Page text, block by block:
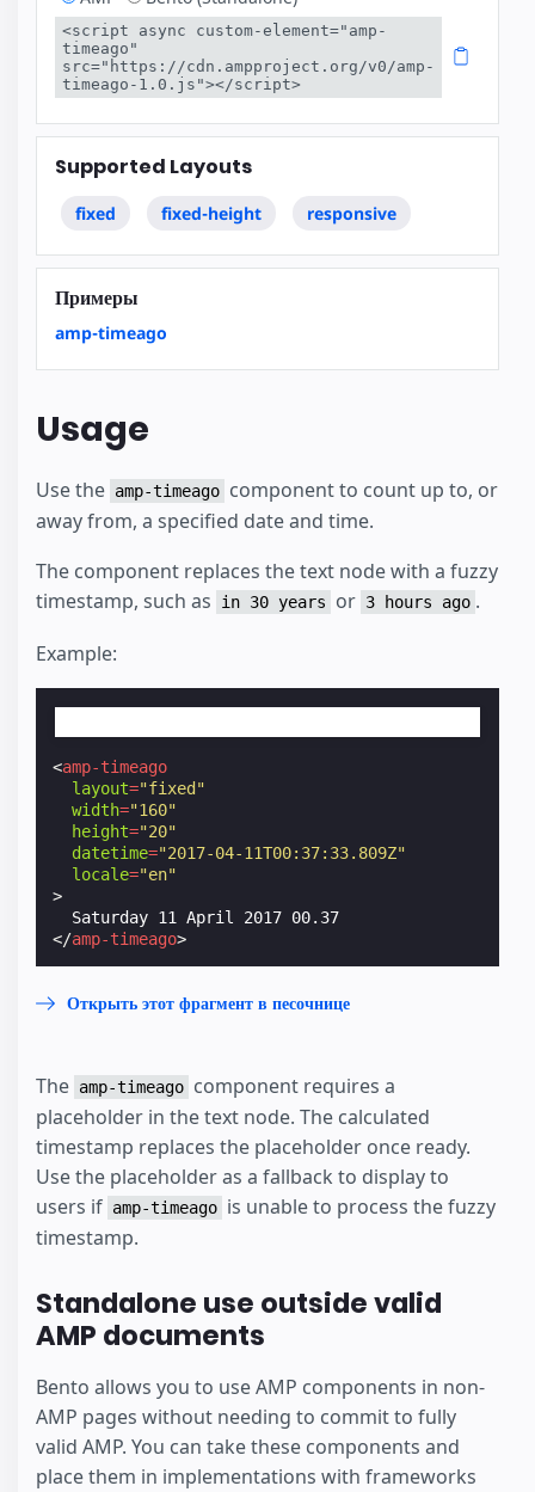
<script async custom-element="amp-
timeago"
src="https://cdn.ampproject.org/v0/amp-
timeago-1.0.js"></script>
Supported Layouts
fixed fixed-height responsive
Примеры
amp-timeago
Usage
Use the amp-timeago component to count up to, or
away from, a specified date and time.
The component replaces the text node with a fuzzy
timestamp, such as
in 30 years or 3 hours ago .
Example:
Saturday 11 April 2017 00.37
<amp-timeago
layout="fixed"
width="160"
height="20"
datetime="2017-04-11T00:37:33.809Z"
locale="en"
>
</amp-timeago>
Открыть этот фрагмент в песочнице
The amp-timeago component requires a
placeholder in the text node. The calculated
timestamp replaces the placeholder once ready.
Use the placeholder as a fallback to display to
users if amp-timeago is unable to process the fuzzy
timestamp.
Standalone use outside valid
AMP documents
Bento allows you to use AMP components in non-
AMP pages without needing to commit to fully
valid AMP. You can take these components and
place them in implementations with frameworks